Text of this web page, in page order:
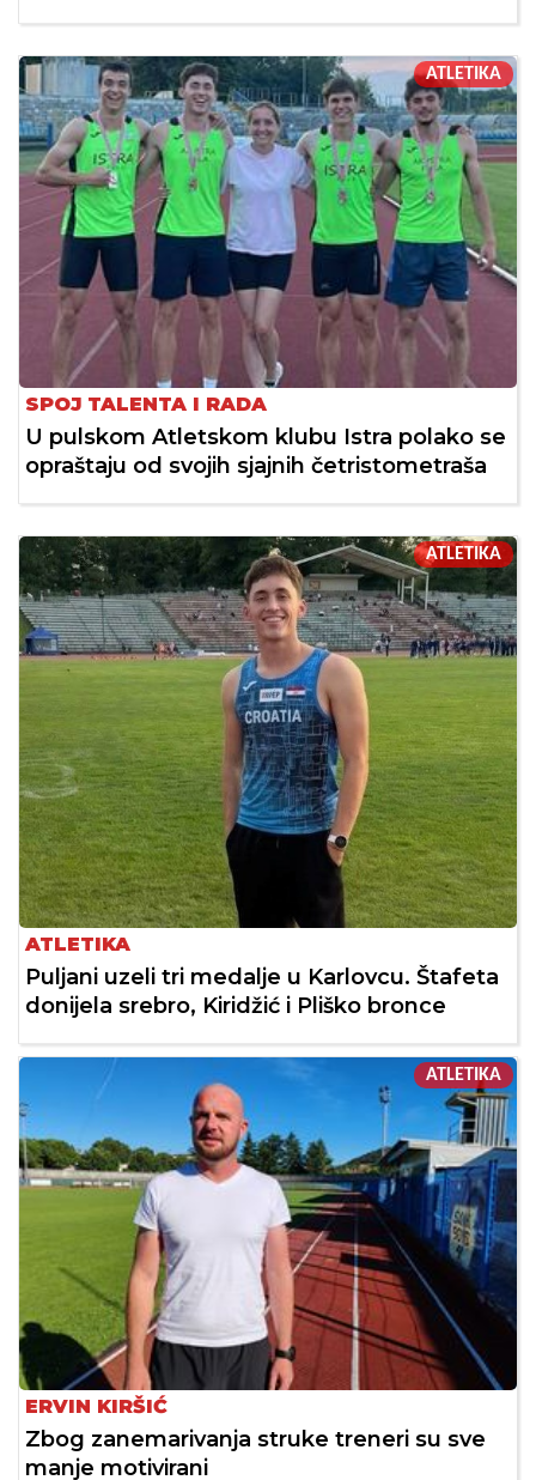
ATLETIKA
SPOJ TALENTA I RADA
U pulskom Atletskom klubu Istra polako se
opraštaju od svojih sjajnih četristometraša
ATLETIKA
ATLETIKA
Puljani uzeli tri medalje u Karlovcu. Štafeta
donijela srebro, Kiridžić i Pliško bronce
ATLETIKA
ERVIN KIRŠIĆ
Zbog zanemarivanja struke treneri su sve
manje motivirani